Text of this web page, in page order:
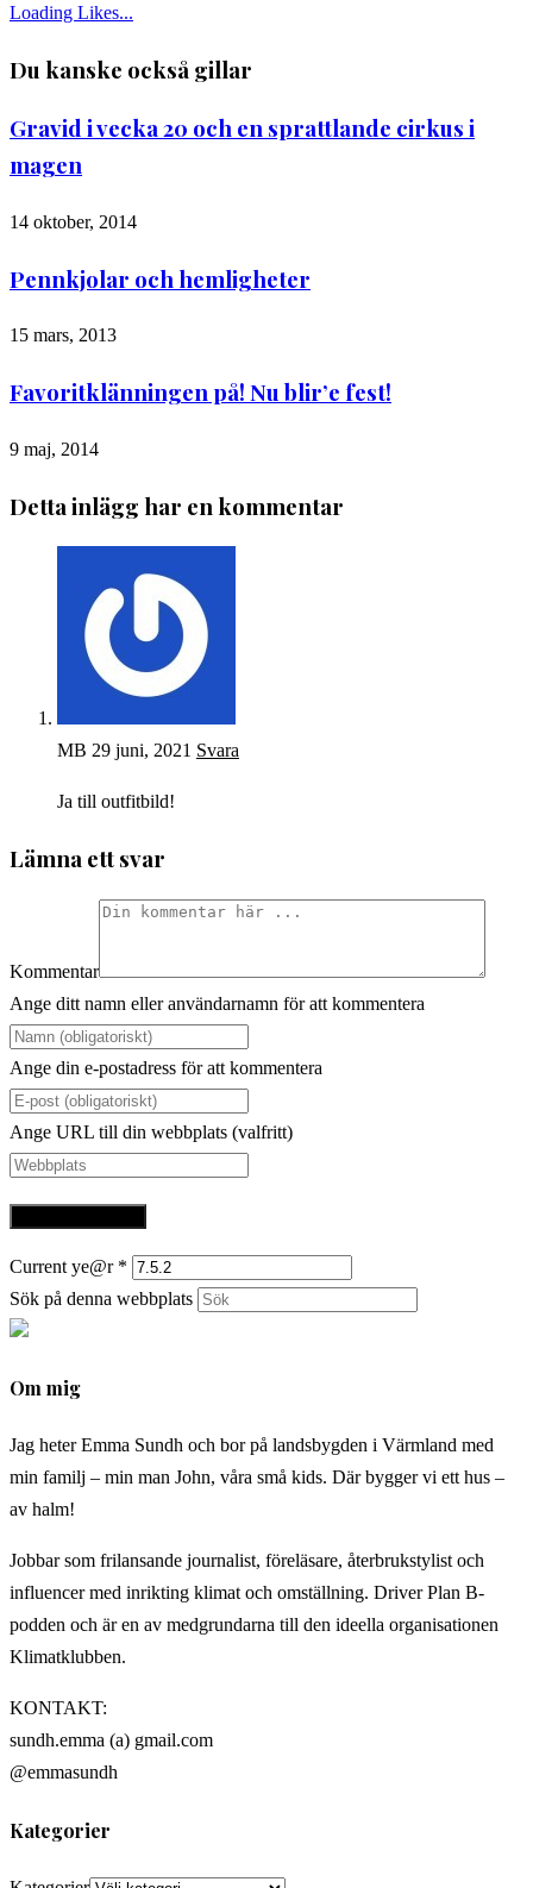
Loading Likes...
Du kanske också gillar
Gravid i vecka 20 och en sprattlande cirkus i
magen
14 oktober, 2014
Pennkjolar och hemligheter
15 mars, 2013
Favoritklänningen på! Nu blir’e fest!
9 maj, 2014
Detta inlägg har en kommentar
MB 29 juni, 2021 Svara
Ja till outfitbild!
Lämna ett svar
Kommentar
Ange ditt namn eller användarnamn för att kommentera
Ange din e-postadress för att kommentera
Ange URL till din webbplats (valfritt)
Current ye@r *
Sök på denna webbplats
Om mig
Jag heter Emma Sundh och bor på landsbygden i Värmland med
min familj – min man John, våra små kids. Där bygger vi ett hus –
av halm!
Jobbar som frilansande journalist, föreläsare, återbrukstylist och
influencer med inrikting klimat och omställning. Driver Plan B-
podden och är en av medgrundarna till den ideella organisationen
Klimatklubben.
KONTAKT:
sundh.emma (a) gmail.com
@emmasundh
Kategorier